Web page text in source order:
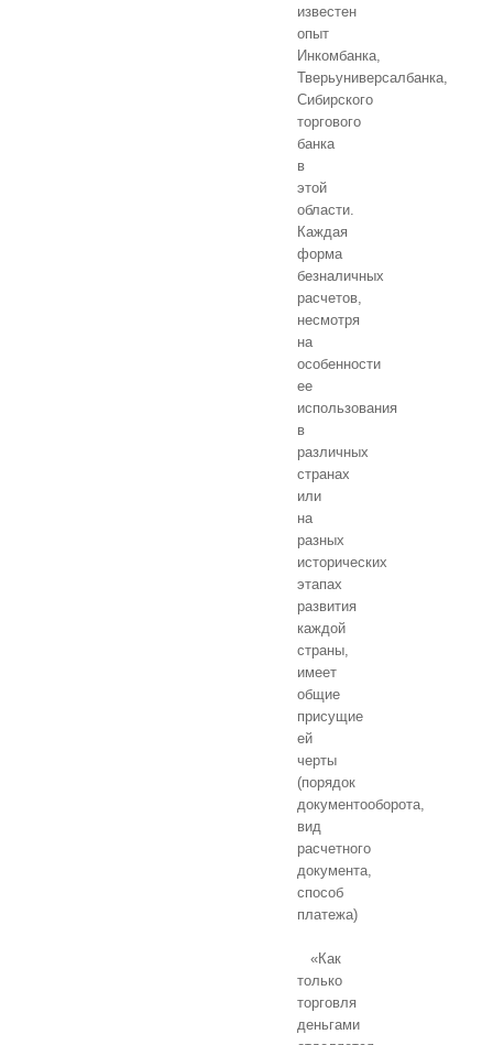
известен
опыт
Инкомбанка,
Тверьуниверсалбанка,
Сибирского
торгового
банка
в
этой
области.
Каждая
форма
безналичных
расчетов,
несмотря
на
особенности
ее
использования
в
различных
странах
или
на
разных
исторических
этапах
развития
каждой
страны,
имеет
общие
присущие
ей
черты
(порядок
документооборота,
вид
расчетного
документа,
способ
платежа)
«Как
только
торговля
деньгами